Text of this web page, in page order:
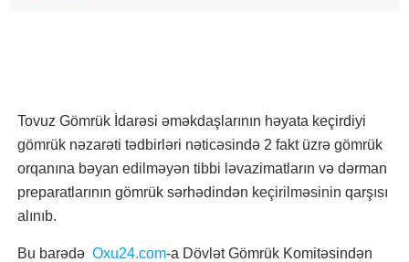
Tovuz Gömrük İdarəsi əməkdaşlarının həyata keçirdiyi
gömrük nəzarəti tədbirləri nəticəsində 2 fakt üzrə gömrük
orqanına bəyan edilməyən tibbi ləvazimatların və dərman
preparatlarının gömrük sərhədindən keçirilməsinin qarşısı
alınıb.
Bu barədə Oxu24.com-a Dövlət Gömrük Komitəsindən